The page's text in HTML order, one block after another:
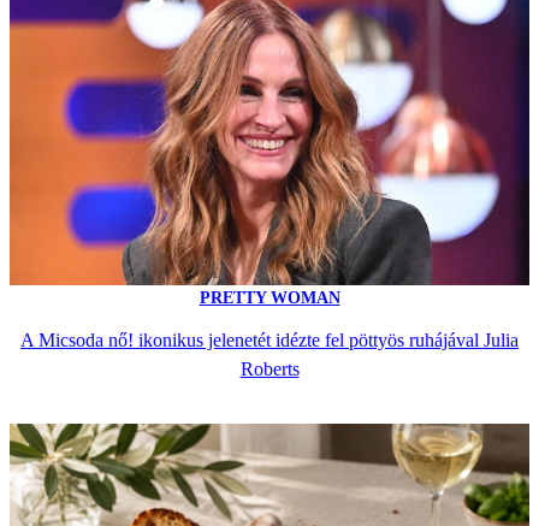
PRETTY WOMAN
A Micsoda nő! ikonikus jelenetét idézte fel pöttyös ruhájával Julia
Roberts